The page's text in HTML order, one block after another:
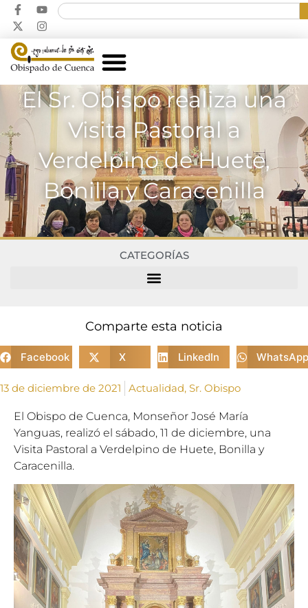
El Sr. Obispo realiza una
Visita Pastoral a
Verdelpino de Huete,
Bonilla y Caracenilla
CATEGORÍAS
Comparte esta noticia
Facebook X LinkedIn WhatsApp
13 de diciembre de 2021 Actualidad, Sr. Obispo
El Obispo de Cuenca, Monseñor José María
Yanguas, realizó el sábado, 11 de diciembre, una
Visita Pastoral a Verdelpino de Huete, Bonilla y
Caracenilla.